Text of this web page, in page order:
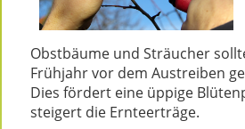
Obstbäume und Sträucher
Frühjahr vor dem Austreiben
Dies fördert eine üppige
steigert die Ernteerträge.